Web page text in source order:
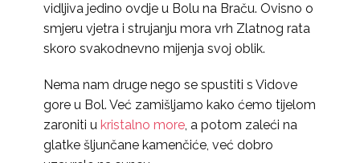
vidljiva jedino ovdje u Bolu na Braču. Ovisno o
smjeru vjetra i strujanju mora vrh Zlatnog rata
skoro svakodnevno mijenja svoj oblik.
Nema nam druge nego se spustiti s Vidove
gore u Bol. Već zamišljamo kako ćemo tijelom
zaroniti u kristalno more, a potom zaleći na
glatke šljunčane kamenčiće, već dobro